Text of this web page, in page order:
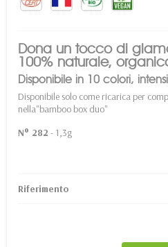
Dona un tocco di
100% naturale,
Disponibile in 10 colori,
Disponibile solo come ricarica per
nella"bamboo box duo"
N° 282 - 1,3g
Riferimento